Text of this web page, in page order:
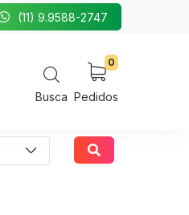
(11) 9.9588-2747
Busca
0
Pedidos